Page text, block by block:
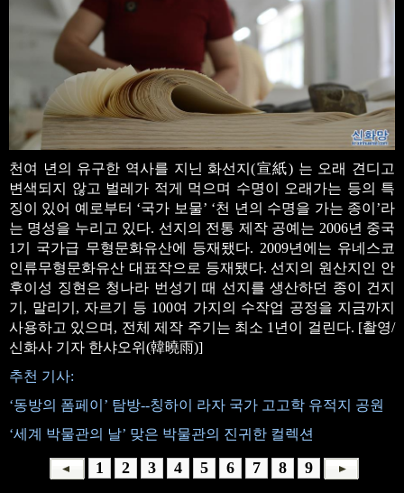
천여 년의 유구한 역사를 지닌 화선지(宣紙) 는 오래 견디고
변색되지 않고 벌레가 적게 먹으며 수명이 오래가는 등의 특
징이 있어 예로부터 ‘국가 보물’ ‘천 년의 수명을 가는 종이’라
는 명성을 누리고 있다. 선지의 전통 제작 공예는 2006년 중국
1기 국가급 무형문화유산에 등재됐다. 2009년에는 유네스코
인류무형문화유산 대표작으로 등재됐다. 선지의 원산지인 안
후이성 징현은 청나라 번성기 때 선지를 생산하던 종이 건지
기, 말리기, 자르기 등 100여 가지의 수작업 공정을 지금까지
사용하고 있으며, 전체 제작 주기는 최소 1년이 걸린다. [촬영/
신화사 기자 한샤오위(韓曉雨)]
추천 기사:
‘동방의 폼페이’ 탐방--칭하이 라자 국가 고고학 유적지 공원
‘세계 박물관의 날’ 맞은 박물관의 진귀한 컬렉션
1 2 3 4 5 6 7 8 9